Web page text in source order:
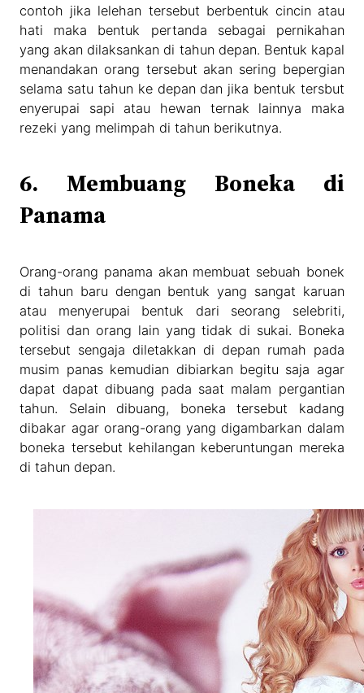
contoh jika lelehan tersebut berbentuk cincin atau
hati maka bentuk pertanda sebagai pernikahan
yang akan dilaksankan di tahun depan. Bentuk kapal
menandakan orang tersebut akan sering bepergian
selama satu tahun ke depan dan jika bentuk tersbut
enyerupai sapi atau hewan ternak lainnya maka
rezeki yang melimpah di tahun berikutnya.
6. Membuang Boneka di
Panama
Orang-orang panama akan membuat sebuah bonek
di tahun baru dengan bentuk yang sangat karuan
atau menyerupai bentuk dari seorang selebriti,
politisi dan orang lain yang tidak di sukai. Boneka
tersebut sengaja diletakkan di depan rumah pada
musim panas kemudian dibiarkan begitu saja agar
dapat dapat dibuang pada saat malam pergantian
tahun. Selain dibuang, boneka tersebut kadang
dibakar agar orang-orang yang digambarkan dalam
boneka tersebut kehilangan keberuntungan mereka
di tahun depan.